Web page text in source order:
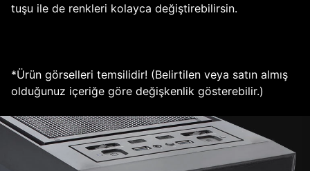
tuşu ile de renkleri kolayca değiştirebilirsin.
*Ürün görselleri temsilidir! (Belirtilen veya satın almış
olduğunuz içeriğe göre değişkenlik gösterebilir.)